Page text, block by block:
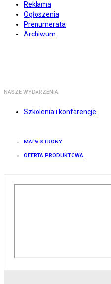
Reklama
Ogłoszenia
Prenumerata
Archiwum
NASZE WYDARZENIA
Szkolenia i konferencje
MAPA STRONY
OFERTA PRODUKTOWA